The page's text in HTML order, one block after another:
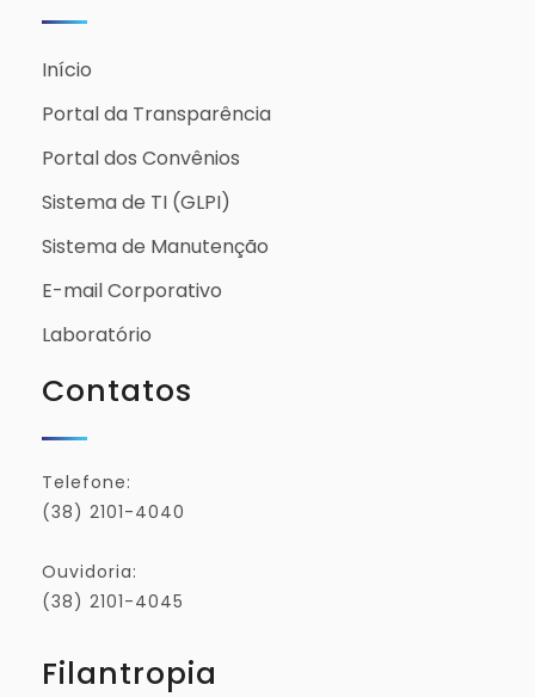
Início
Portal da Transparência
Portal dos Convênios
Sistema de TI (GLPI)
Sistema de Manutenção
E-mail Corporativo
Laboratório
Contatos
Telefone:
(38) 2101-4040
Ouvidoria:
(38) 2101-4045
Filantropia